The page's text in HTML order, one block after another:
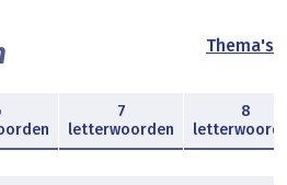
Thema's
7
letterwoorden
8